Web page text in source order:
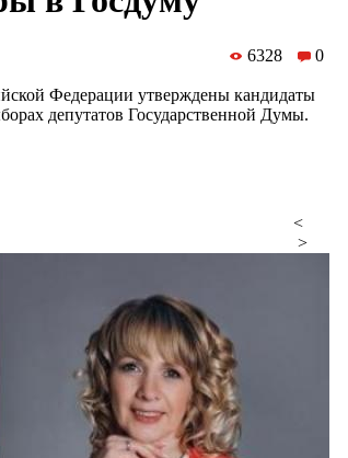
6328 0
Федерации утверждены кандидаты
депутатов Государственной Думы.
<
>